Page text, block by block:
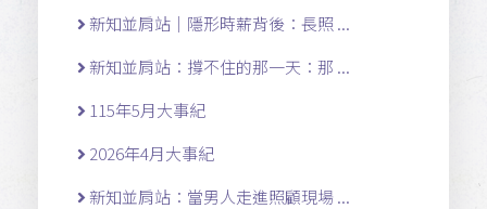
新知並肩站｜隱形時薪背後：長照 ...
新知並肩站：撐不住的那一天：那 ...
115年5月大事紀
2026年4月大事紀
新知並肩站：當男人走進照顧現場 ...